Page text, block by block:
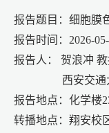
报告题目： 细胞膜
报告时间：2026-
报告人： 贺浪冲
西安交通
报告地点： 化学楼
转播地点：翔安校